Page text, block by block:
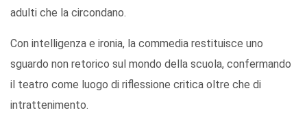
adulti che la circondano.
Con intelligenza e ironia, la commedia restituisce uno
sguardo non retorico sul mondo della scuola, confermando
il teatro come luogo di riflessione critica oltre che di
intrattenimento.